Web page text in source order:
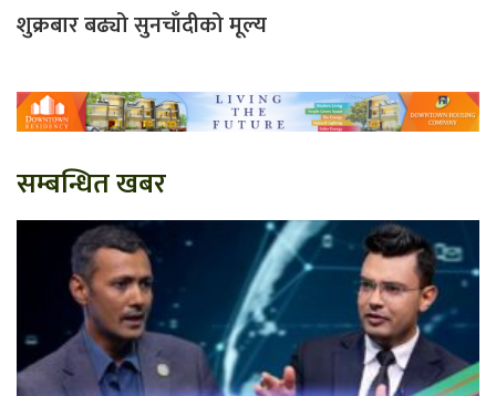
शुक्रबार बढ्यो सुनचाँदीको मूल्य
सम्बन्धित खबर